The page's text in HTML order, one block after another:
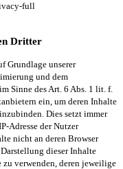
full
Dritter
Grundlage unserer
und dem
Sinne des Art. 6 Abs. 1 lit. f.
ein, um deren Inhalte
Dies setzt immer
Adresse der Nutzer
nicht an deren Browser
dieser Inhalte
verwenden, deren jeweilige